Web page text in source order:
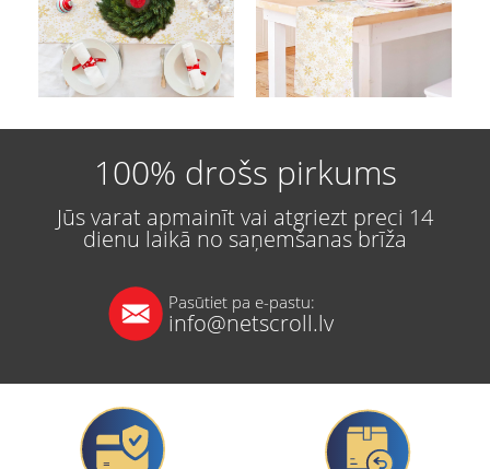
100% drošs pirkums
Jūs varat apmainīt vai atgriezt preci 14
dienu laikā no saņemšanas brīža
Pasūtiet pa e-pastu:
info@netscroll.lv